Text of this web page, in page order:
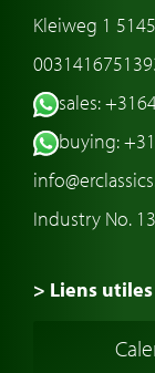
Kleiweg 1
sales:
buying:
Industry No.
> Liens utiles
Voiture